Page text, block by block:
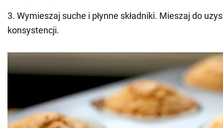
3. Wymieszaj suche i płynne składniki. Mieszaj do
konsystencji.